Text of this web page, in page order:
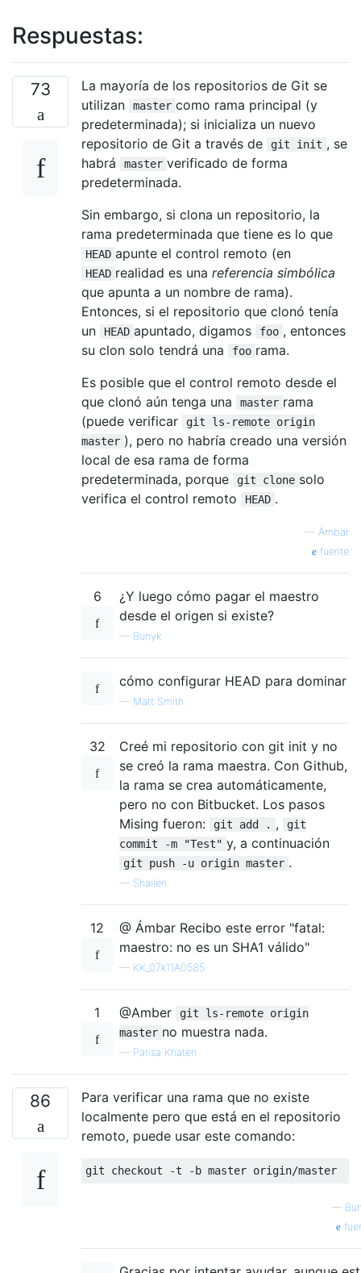
Respuestas:
73
La mayoría de los repositorios de Git se
utilizan
master como rama principal (y
predeterminada); si inicializa un nuevo
repositorio de Git a través de
git init , se
habrá
master verificado de forma
predeterminada.
Sin embargo, si clona un repositorio, la
rama predeterminada que tiene es lo que
HEAD apunte el control remoto (en
HEAD realidad es una referencia simbólica
que apunta a un nombre de rama).
Entonces, si el repositorio que clonó tenía
un
HEAD apuntado, digamos foo , entonces
su clon solo tendrá una
foo rama.
Es posible que el control remoto desde el
que clonó aún tenga una
master rama
(puede verificar
git ls-remote origin
master ), pero no habría creado una versión
local de esa rama de forma
predeterminada, porque
git clone solo
verifica el control remoto
HEAD .
— Ámbar
fuente
6
¿Y luego cómo pagar el maestro
desde el origen si existe?
— Bunyk
cómo configurar HEAD para dominar
— Matt Smith
32
Creé mi repositorio con git init y no
se creó la rama maestra. Con Github,
la rama se crea automáticamente,
pero no con Bitbucket. Los pasos
Mising fueron:
git add . ,
git
commit -m "Test" y, a continuación
git push -u origin master .
— Shailen
12
@ Ámbar Recibo este error "fatal:
maestro: no es un SHA1 válido"
— KK_07k11A0585
1 @Amber
git ls-remote origin
master no muestra nada.
— Parisa Khateri
86
Para verificar una rama que no existe
localmente pero que está en el repositorio
remoto, puede usar este comando:
—